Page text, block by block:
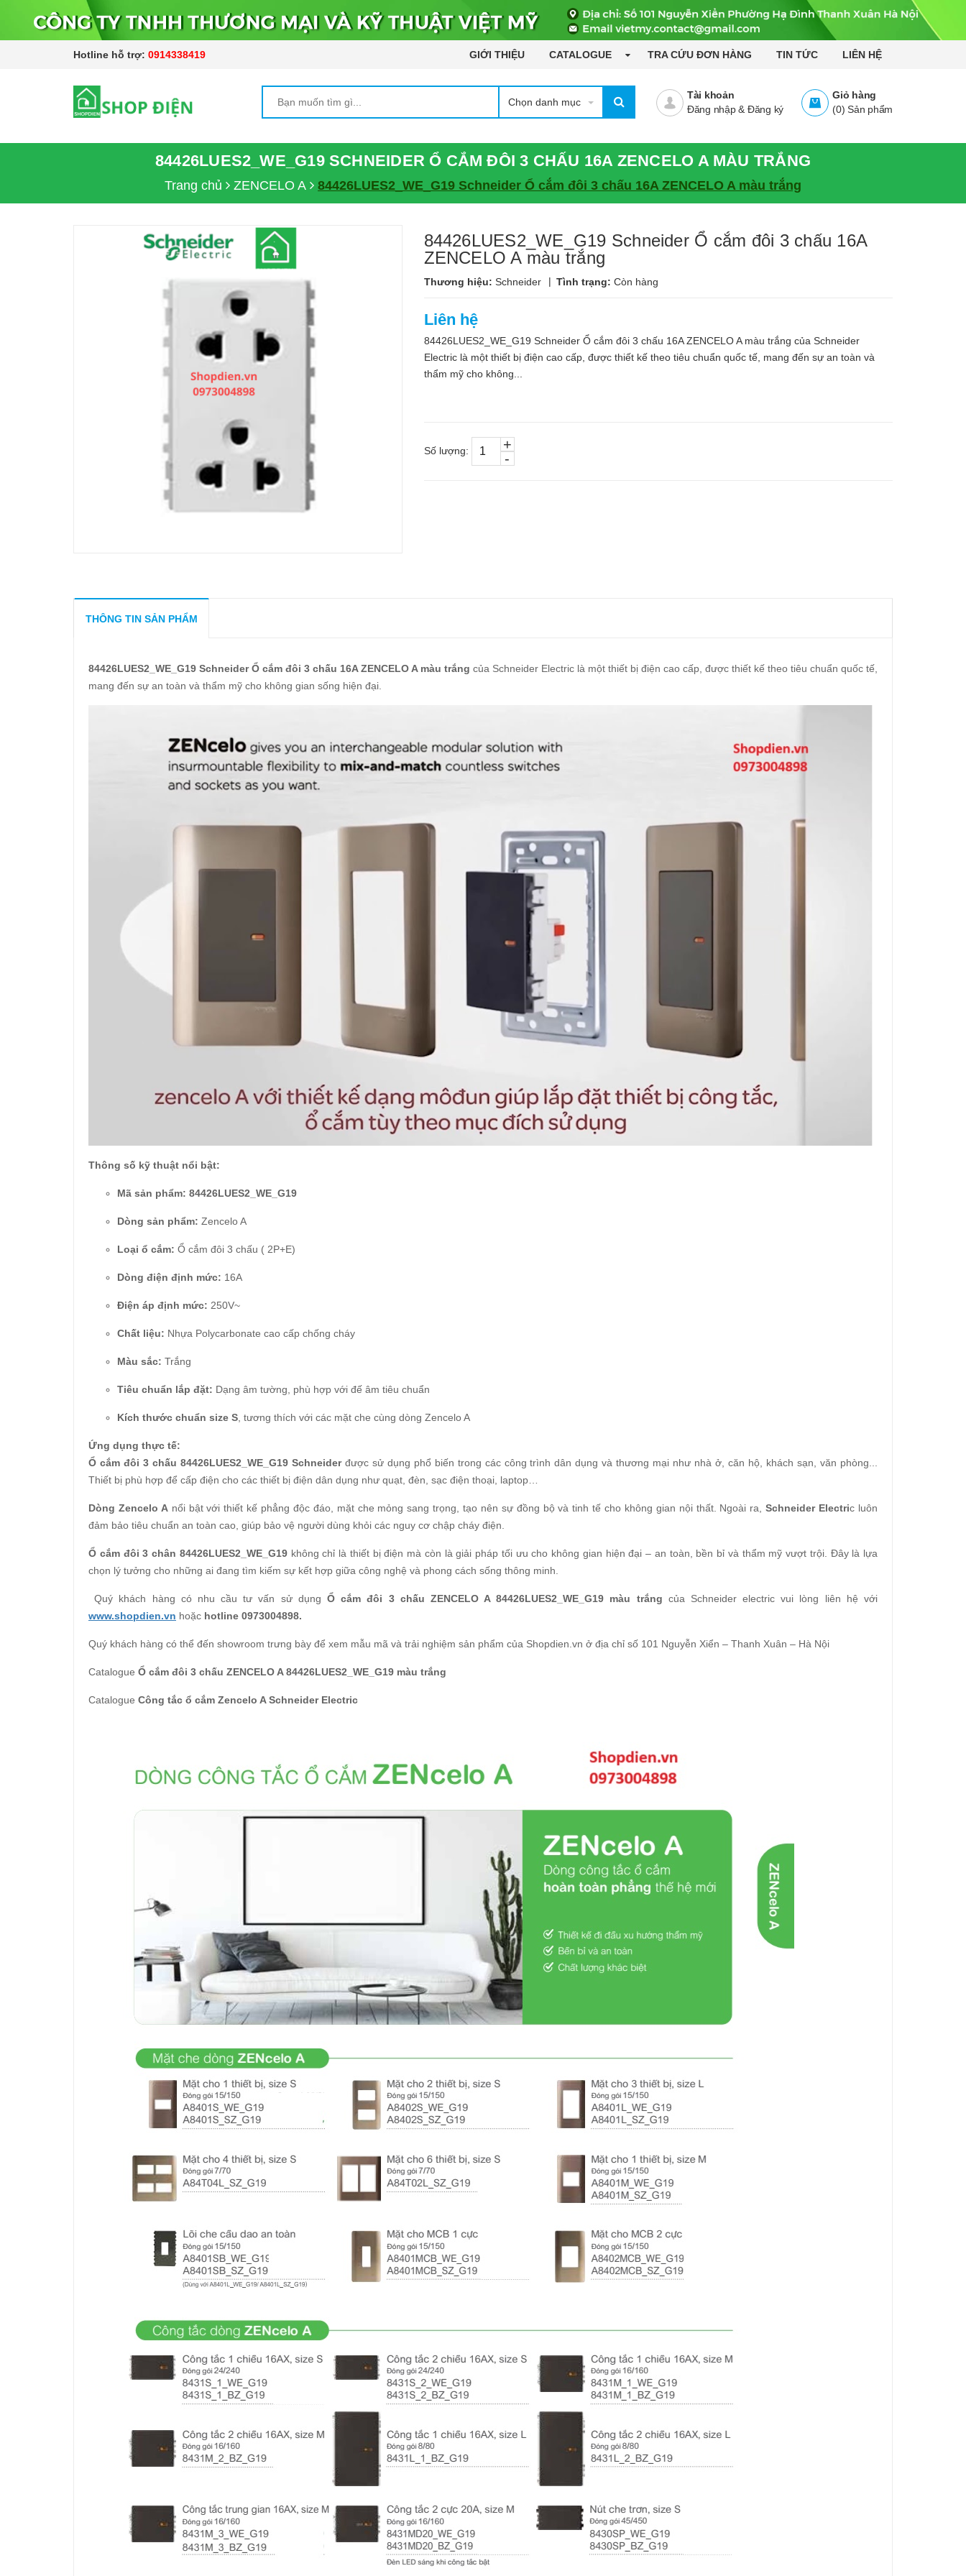
Hotline hỗ trợ: 0914338419 GIỚI THIỆU CATALOGUE TRA CỨU ĐƠN HÀNG TIN TỨC LIÊN HỆ
Chọn danh mục
Giỏ hàng
(0) Sản phẩm
Tài khoản
Đăng nhập& Đăng ký
84426LUES2_WE_G19 SCHNEIDER Ổ CẮM ĐÔI 3 CHẤU 16A ZENCELO A MÀU TRẮNG
Trang chủ ZENCELO A 84426LUES2_WE_G19 Schneider Ổ cắm đôi 3 chấu 16A ZENCELO A màu trắng
84426LUES2_WE_G19 Schneider Ổ cắm đôi 3 chấu 16A
ZENCELO A màu trắng
Thương hiệu: Schneider | Tình trạng: Còn hàng
Liên hệ
84426LUES2_WE_G19 Schneider Ổ cắm đôi 3 chấu 16A ZENCELO A màu trắng của Schneider
Electric là một thiết bị điện cao cấp, được thiết kế theo tiêu chuẩn quốc tế, mang đến sự an toàn và
thẩm mỹ cho không...
Số lượng: -
+
THÔNG TIN SẢN PHẨM
84426LUES2_WE_G19 Schneider Ổ cắm đôi 3 chấu 16A ZENCELO A màu trắng của Schneider Electric là một thiết bị điện cao cấp, được thiết kế theo tiêu chuẩn quốc tế,
mang đến sự an toàn và thẩm mỹ cho không gian sống hiện đại.
Thông số kỹ thuật nổi bật:
Mã sản phẩm: 84426LUES2_WE_G19
Dòng sản phẩm: Zencelo A
Loại ổ cắm: Ổ cắm đôi 3 chấu ( 2P+E)
Dòng điện định mức: 16A
Điện áp định mức: 250V~
Chất liệu: Nhựa Polycarbonate cao cấp chống cháy
Màu sắc: Trắng
Tiêu chuẩn lắp đặt: Dạng âm tường, phù hợp với đế âm tiêu chuẩn
Kích thước chuẩn size S, tương thích với các mặt che cùng dòng Zencelo A
Ứng dụng thực tế:
Ổ cắm đôi 3 chấu 84426LUES2_WE_G19 Schneiderđược sử dụng phổ biến trong các công trình dân dụng và thương mại như nhà ở, căn hộ, khách sạn, văn phòng...
Thiết bị phù hợp để cấp điện cho các thiết bị điện dân dụng như quạt, đèn, sạc điện thoại, laptop…
Dòng Zencelo Anổi bật với thiết kế phẳng độc đáo, mặt che mỏng sang trọng, tạo nên sự đồng bộ và tinh tế cho không gian nội thất. Ngoài ra,Schneider Electric luôn
đảm bảo tiêu chuẩn an toàn cao, giúp bảo vệ người dùng khỏi các nguy cơ chập cháy điện.
Ổ cắm đôi 3 chân 84426LUES2_WE_G19không chỉ là thiết bị điện mà còn là giải pháp tối ưu cho không gian hiện đại – an toàn, bền bỉ và thẩm mỹ vượt trội. Đây là lựa
chọn lý tưởng cho những ai đang tìm kiếm sự kết hợp giữa công nghệ và phong cách sống thông minh.
Quý khách hàng có nhu cầu tư vấn sử dụng Ổ cắm đôi 3 chấu ZENCELO A 84426LUES2_WE_G19 màu trắng của Schneider electric vui lòng liên hệ với
www.shopdien.vn hoặc hotline 0973004898.
Quý khách hàng có thể đến showroom trưng bày để xem mẫu mã và trải nghiệm sản phẩm của Shopdien.vn ở địa chỉ số 101 Nguyễn Xiển – Thanh Xuân – Hà Nội
Catalogue Ổ cắm đôi 3 chấu ZENCELO A 84426LUES2_WE_G19 màu trắng
Catalogue Công tắc ổ cắm Zencelo A Schneider Electric